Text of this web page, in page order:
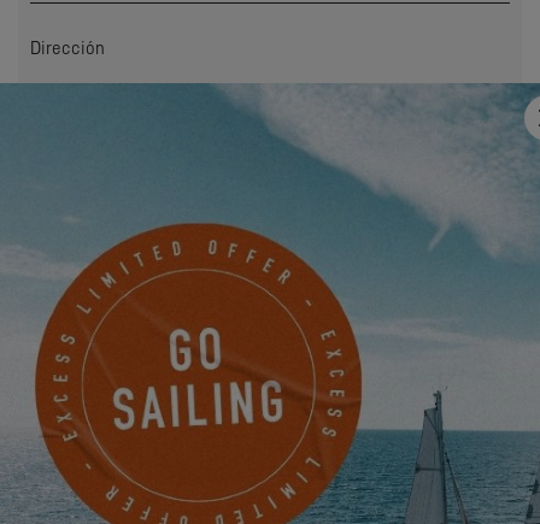
Dirección
¿Algo que compartir con nosotros?
Deseo recibir por correo electrónico noticias, eventos y
ofertas de EXCESS.